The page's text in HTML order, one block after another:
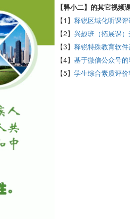
【释小二】的其它视频
【1】 释锐区域化听课
【2】 兴趣班（拓展课
【3】 释锐特殊教育软
【4】 基于微信公众号
【5】 学生综合素质评